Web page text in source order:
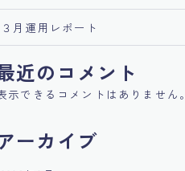
３月運用レポート
近のコメント
示できるコメントはありません。
ーカイブ